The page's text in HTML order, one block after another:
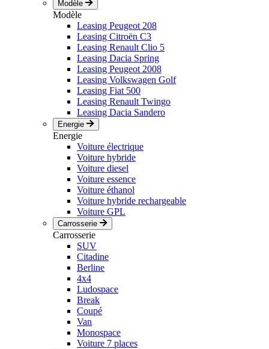
Modèle
Modèle
Leasing Peugeot 208
Leasing Citroën C3
Leasing Renault Clio 5
Leasing Dacia Spring
Leasing Peugeot 2008
Leasing Volkswagen Golf
Leasing Fiat 500
Leasing Renault Twingo
Leasing Dacia Sandero
Energie
Energie
Voiture électrique
Voiture hybride
Voiture diesel
Voiture essence
Voiture éthanol
Voiture hybride rechargeable
Voiture GPL
Carrosserie
Carrosserie
SUV
Citadine
Berline
4x4
Ludospace
Break
Coupé
Van
Monospace
Voiture 7 places